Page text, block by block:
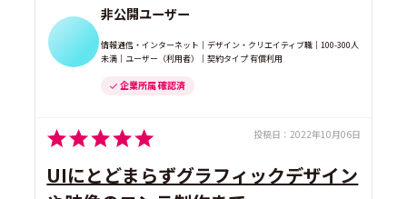
非公開ユーザー
情報通信・インターネット｜デザイン・クリエイティブ職｜100-300人
未満｜ユーザー（利用者）｜契約タイプ 有償利用
企業所属 確認済
投稿日： 2022年10月06日
UIにとどまらずグラフィックデザイン